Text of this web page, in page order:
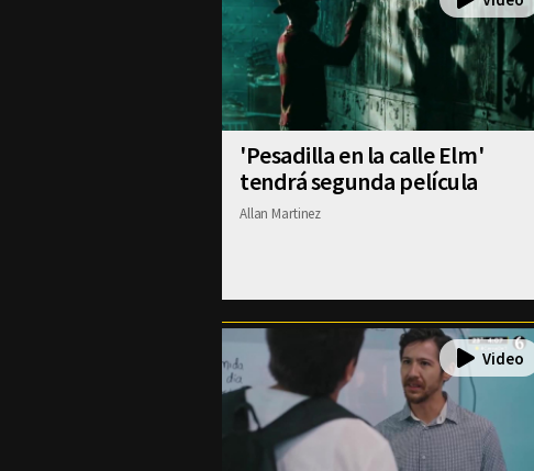
'Pesadilla en la calle Elm'
tendrá segunda película
Allan Martinez